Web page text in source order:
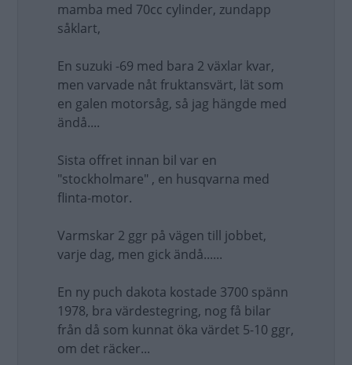
mamba med 70cc cylinder, zundapp
såklart,
En suzuki -69 med bara 2 växlar kvar,
men varvade nåt fruktansvärt, lät som
en galen motorsåg, så jag hängde med
ändå....
Sista offret innan bil var en
"stockholmare" , en husqvarna med
flinta-motor.
Varmskar 2 ggr på vägen till jobbet,
varje dag, men gick ändå......
En ny puch dakota kostade 3700 spänn
1978, bra värdestegring, nog få bilar
från då som kunnat öka värdet 5-10 ggr,
om det räcker...